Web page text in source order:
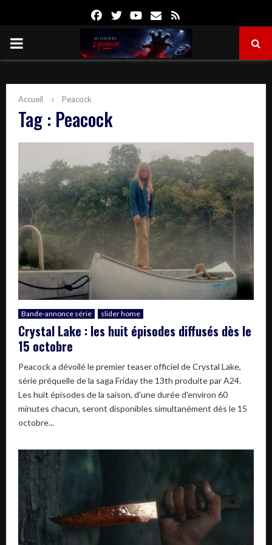
FacebookTwitterYoutube
Email
PRIMARY
Accueil Peacock
Tag : Peacock
Bande-annonce série slider home
Crystal Lake : les huit épisodes diffusés dès le
15 octobre
Peacock a dévoilé le premier teaser officiel de Crystal Lake,
série préquelle de la saga Friday the 13th produite par A24.
Les huit épisodes de la saison, d'une durée d'environ 60
minutes chacun, seront disponibles simultanément dès le 15
octobre...